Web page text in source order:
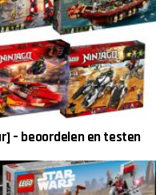
– beoordelen en testen